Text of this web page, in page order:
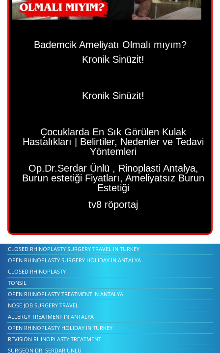
Bademcik Ameliyatı Olmalı mıyım?
Kronik Sinüzit!
Kronik Sinüzit!
Çocuklarda En Sık Görülen Kulak
Hastalıkları | Belirtiler, Nedenler ve Tedavi
Yöntemleri
Op.Dr.Serdar Ünlü , Rinoplasti Antalya,
Burun estetiği Fiyatları, Ameliyatsız Burun
Estetiği
tv8 röportaj
CLOSED RHINOPLASTY SURGERY TRAVEL IN TURKEY
OPEN RHINOPLASTY SURGERY HOLIDAY IN ANTALYA
CLOSED RHINOPLASTY
TONSIL
OPEN RHINOPLASTY TREATMENT IN ANTALYA
NOSE JOB SURGERY TRAVEL
ALLERGY TREATMENT IN ANTALYA
OPEN RHINOPLASTY HOLIDAY IN TURKEY
REVISION RHINOPLASTY TREATMENT
SURGEON DR. SERDAR ÜNLÜ